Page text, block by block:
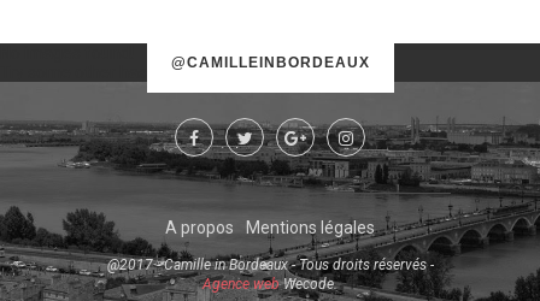
@CAMILLEINBORDEAUX
Try some other hashtag or username
A propos Mentions légales
@2017 - Camille in Bordeaux - Tous droits réservés -
Agence webWecode.